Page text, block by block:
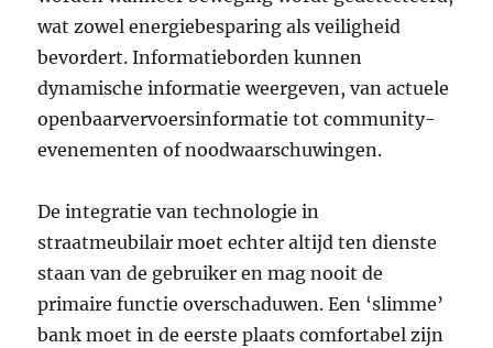
wat zowel energiebesparing als veiligheid
bevordert. Informatieborden kunnen
dynamische informatie weergeven, van actuele
openbaarvervoersinformatie tot community-
evenementen of noodwaarschuwingen.
De integratie van technologie in
straatmeubilair moet echter altijd ten dienste
staan van de gebruiker en mag nooit de
primaire functie overschaduwen. Een ‘slimme’
bank moet in de eerste plaats comfortabel zijn